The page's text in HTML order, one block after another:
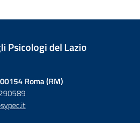
Psicologi del Lazio
Roma (RM)